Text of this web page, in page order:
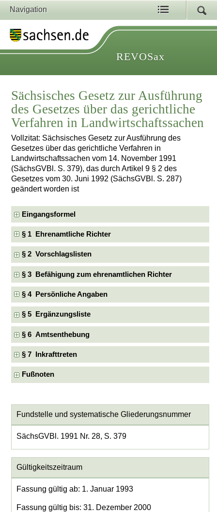
Navigation
REVOSax
Sächsisches Gesetz zur Ausführung
des Gesetzes über das gerichtliche
Verfahren in Landwirtschaftssachen
Vollzitat: Sächsisches Gesetz zur Ausführung des
Gesetzes über das gerichtliche Verfahren in
Landwirtschaftssachen vom 14. November 1991
(SächsGVBl. S. 379), das durch Artikel 9 § 2 des
Gesetzes vom 30. Juni 1992 (SächsGVBl. S. 287)
geändert worden ist
Eingangsformel
§ 1 Ehrenamtliche Richter
§ 2 Vorschlagslisten
§ 3 Befähigung zum ehrenamtlichen Richter
§ 4 Persönliche Angaben
§ 5 Ergänzungsliste
§ 6 Amtsenthebung
§ 7 Inkrafttreten
Fußnoten
Fundstelle und systematische Gliederungsnummer
SächsGVBl. 1991 Nr. 28, S. 379
Gültigkeitszeitraum
Fassung gültig ab: 1. Januar 1993
Fassung gültig bis: 31. Dezember 2000